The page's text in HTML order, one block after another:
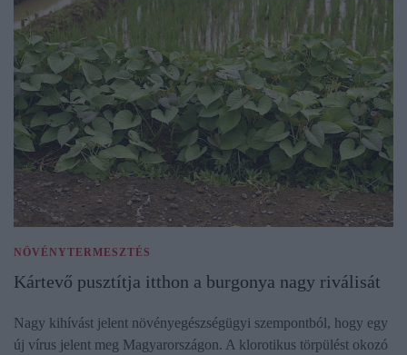
NÖVÉNYTERMESZTÉS
Kártevő pusztítja itthon a burgonya nagy riválisát
Nagy kihívást jelent növényegészségügyi szempontból, hogy egy
új vírus jelent meg Magyarországon. A klorotikus törpülést okozó